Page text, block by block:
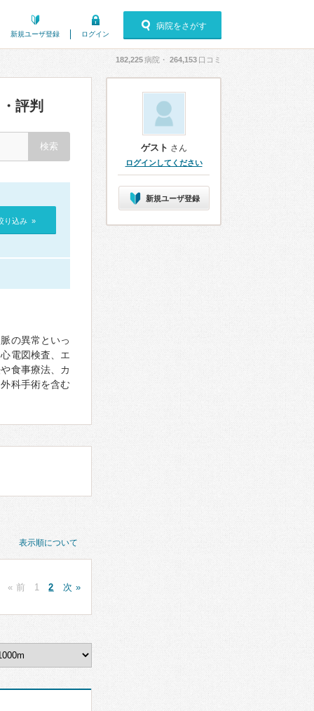
新規ユーザ登録 ログイン
病院をさがす
182,225病院・ 264,153 口コミ
評判
り込み »
の異常といっ
電図検査、エ
食事療法、カ
科手術を含む
表示順について
« 前 1 2 次 »
ゲスト さん
ログインしてください
新規ユーザ登録